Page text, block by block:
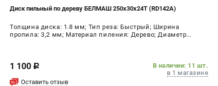
Диск пильный по дереву БЕЛМАШ 250x30x24T (RD142A)
Толщина диска: 1.8 мм; Тип реза: Быстрый; Ширина
пропила: 3,2 мм; Материал пиления: Дерево; Диаметр
1 100 c
В наличии: 11 шт.
в 1 магазине
Оставить отзыв